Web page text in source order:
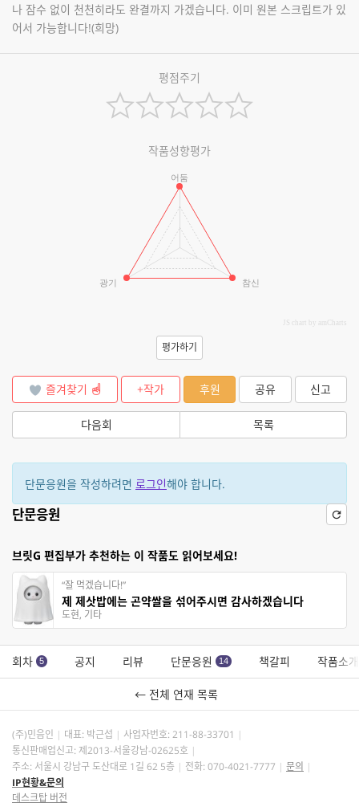
나 잠수 없이 천천히라도 완결까지 가겠습니다. 이미 원본 스크립트가 있
어서 가능합니다!(희망)
평점주기
작품성향평가
어둠
참신
광기
JS chart by amCharts
평가하기
즐겨찾기 +작가 후원 공유 신고
다음회 목록
단문응원을 작성하려면 로그인해야 합니다.
단문응원
브릿G 편집부가 추천하는 이 작품도 읽어보세요!
“잘 먹겠습니다!”
제 제삿밥에는 곤약쌀을 섞어주시면 감사하겠습니다
도현, 기타
회차 5 공지 리뷰 단문응원 14 책갈피 작품소개
← 전체 연재 목록
(주)민음인 대표: 박근섭 사업자번호: 211-88-33701
통신판매업신고: 제2013-서울강남-02625호
주소: 서울시 강남구 도산대로 1길 62 5층
전화: 070-4021-7777
문의
IP현황&문의
데스크탑 버전